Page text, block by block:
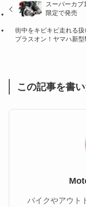
(47)
(16)
(1)
スーパーカ
限定で発売
街中をキビキビ走れる
プラスオン！ヤマハ新型
この記事を書
バイクやアウト